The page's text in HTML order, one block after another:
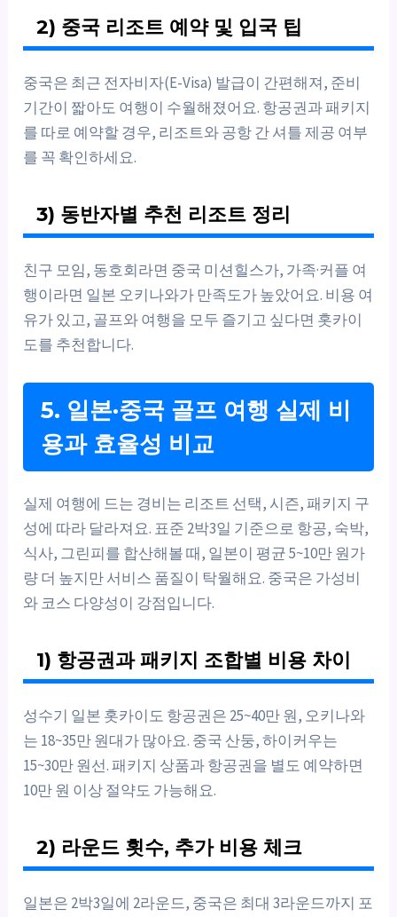
2) 중국 리조트 예약 및 입국 팁
중국은 최근 전자비자(E-Visa) 발급이 간편해져, 준비
기간이 짧아도 여행이 수월해졌어요. 항공권과 패키지
를 따로 예약할 경우, 리조트와 공항 간 셔틀 제공 여부
를 꼭 확인하세요.
3) 동반자별 추천 리조트 정리
친구 모임, 동호회라면 중국 미션힐스가, 가족·커플 여
행이라면 일본 오키나와가 만족도가 높았어요. 비용 여
유가 있고, 골프와 여행을 모두 즐기고 싶다면 홋카이
도를 추천합니다.
5. 일본·중국 골프 여행 실제 비
용과 효율성 비교
실제 여행에 드는 경비는 리조트 선택, 시즌, 패키지 구
성에 따라 달라져요. 표준 2박3일 기준으로 항공, 숙박,
식사, 그린피를 합산해볼 때, 일본이 평균 5~10만 원가
량 더 높지만 서비스 품질이 탁월해요. 중국은 가성비
와 코스 다양성이 강점입니다.
1) 항공권과 패키지 조합별 비용 차이
성수기 일본 홋카이도 항공권은 25~40만 원, 오키나와
는 18~35만 원대가 많아요. 중국 산둥, 하이커우는
15~30만 원선. 패키지 상품과 항공권을 별도 예약하면
10만 원 이상 절약도 가능해요.
2) 라운드 횟수, 추가 비용 체크
일본은 2박3일에 2라운드, 중국은 최대 3라운드까지 포